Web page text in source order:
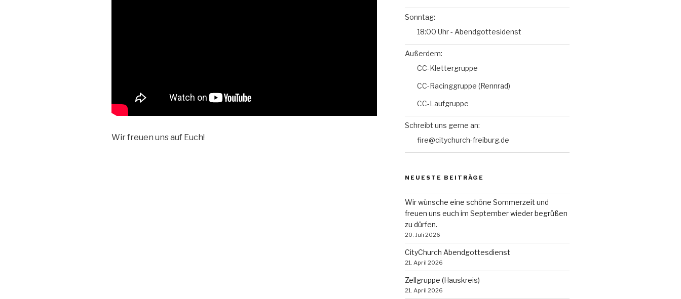
Wir freuen uns auf Euch!
Sonntag:
18:00 Uhr - Abendgottesidenst
Außerdem:
CC-Klettergruppe
CC-Racinggruppe (Rennrad)
CC-Laufgruppe
Schreibt uns gerne an:
fire@citychurch-freiburg.de
NEUESTE BEITRÄGE
Wir wünsche eine schöne Sommerzeit und
freuen uns euch im September wieder begrüßen
zu dürfen.
20. Juli 2026
CityChurch Abendgottesdienst
21. April 2026
Zellgruppe (Hauskreis)
21. April 2026